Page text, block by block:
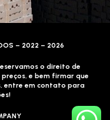
– 2022 – 2026
o direito de
e bem firmar que
entre em contato para